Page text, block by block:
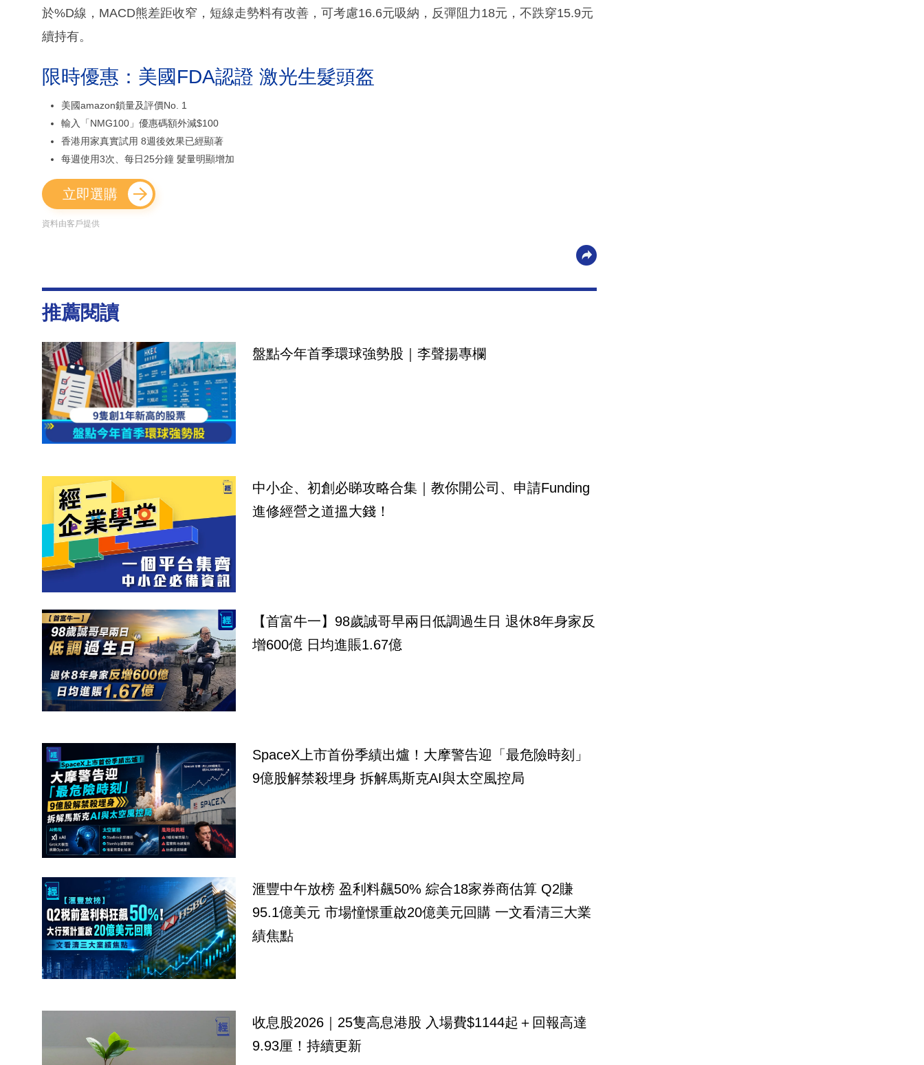
於%D線，MACD熊差距收窄，短線走勢料有改善，可考慮16.6元吸納，反彈阻力18元，不跌穿15.9元
續持有。
限時優惠：美國FDA認證 激光生髮頭盔
美國amazon鎖量及評價No. 1
輸入「NMG100」優惠碼額外減$100
香港用家真實試用 8週後效果已經顯著
每週使用3次、每日25分鐘 髮量明顯增加
立即選購
資料由客戶提供
推薦閱讀
盤點今年首季環球強勢股｜李聲揚專欄
中小企、初創必睇攻略合集｜教你開公司、申請Funding
進修經營之道搵大錢！
【首富牛一】98歲誠哥早兩日低調過生日 退休8年身家反
增600億 日均進賬1.67億
SpaceX上市首份季績出爐！大摩警告迎「最危險時刻」
9億股解禁殺埋身 拆解馬斯克AI與太空風控局
滙豐中午放榜 盈利料飆50% 綜合18家券商估算 Q2賺
95.1億美元 市場憧憬重啟20億美元回購 一文看清三大業
績焦點
收息股2026｜25隻高息港股 入場費$1144起＋回報高達
9.93厘！持續更新